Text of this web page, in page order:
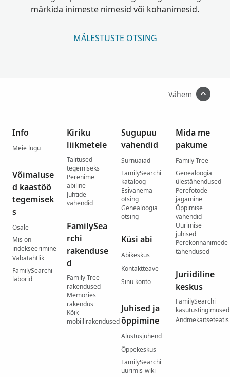
märkida inimeste nimesid või kohanimesid.
MÄLESTUSTE OTSING
Vähem
Info
Meie lugu
Võimaluse
d kaastöö
tegemisek
s
Osale
Mis on
indekseerimine
Vabatahtlik
FamilySearchi
laborid
Kiriku
liikmetele
Talitused
tegemiseks
Perenime
abiline
Juhtide
vahendid
FamilySea
rchi
rakenduse
d
Family Tree
rakendused
Memories
rakendus
Kõik
mobiilirakendused
Sugupuu
vahendid
Surnuaiad
FamilySearchi
kataloog
Esivanema
otsing
Genealoogia
otsing
Küsi abi
Abikeskus
Kontaktteave
Sinu konto
Juhised ja
õppimine
Alustusjuhend
Õppekeskus
FamilySearchi
uurimis-wiki
Mida me
pakume
Family Tree
Genealoogia
ülestähendused
Perefotode
jagamine
Õppimise
vahendid
Uurimise
juhised
Perekonnanimede
tähendused
Juriidiline
keskus
FamilySearchi
kasutustingimused
Andmekaitseteatis